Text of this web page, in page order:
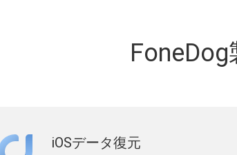
iOSデータ復元